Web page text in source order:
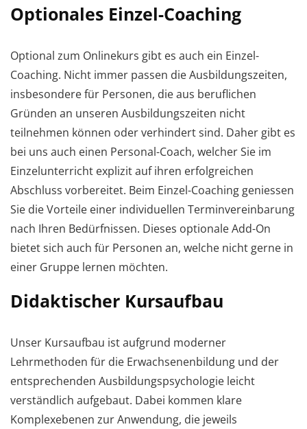
Optionales Einzel-Coaching
Optional zum Onlinekurs gibt es auch ein Einzel-
Coaching. Nicht immer passen die Ausbildungszeiten,
insbesondere für Personen, die aus beruflichen
Gründen an unseren Ausbildungszeiten nicht
teilnehmen können oder verhindert sind. Daher gibt es
bei uns auch einen Personal-Coach, welcher Sie im
Einzelunterricht explizit auf ihren erfolgreichen
Abschluss vorbereitet. Beim Einzel-Coaching geniessen
Sie die Vorteile einer individuellen Terminvereinbarung
nach Ihren Bedürfnissen. Dieses optionale Add-On
bietet sich auch für Personen an, welche nicht gerne in
einer Gruppe lernen möchten.
Didaktischer Kursaufbau
Unser Kursaufbau ist aufgrund moderner
Lehrmethoden für die Erwachsenenbildung und der
entsprechenden Ausbildungspsychologie leicht
verständlich aufgebaut. Dabei kommen klare
Komplexebenen zur Anwendung, die jeweils